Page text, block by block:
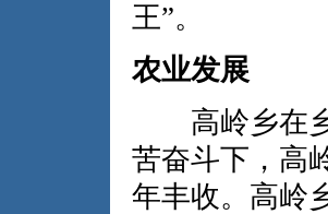
王”。
农业发展
高岭乡在乡
苦奋斗下，高
年丰收。高岭